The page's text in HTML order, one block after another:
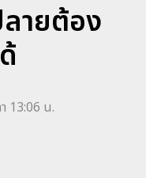
ายต้อง
13:06 น.